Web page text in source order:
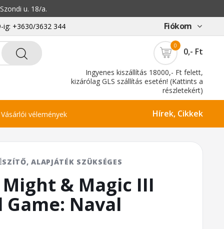
u. 18/a.
ig: +3630/3632 344
Fiókom
0
0,- Ft
Ingyenes kiszállítás 18000,- Ft felett,
kizárólag GLS szállítás esetén! (Kattints a
részletekért)
Vásárlói vélemények Hírek, Cikkek
ALAPJÁTÉK SZÜKSÉGES
& Magic III
Game: Naval